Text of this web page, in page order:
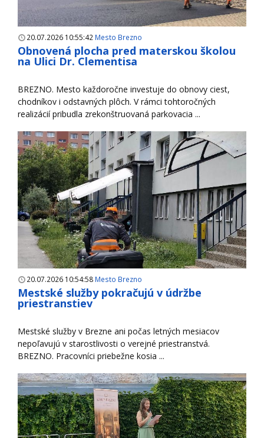
20.07.2026 10:55:42 Mesto Brezno
Obnovená plocha pred materskou školou
na Ulici Dr. Clementisa
BREZNO. Mesto každoročne investuje do obnovy ciest,
chodníkov i odstavných plôch. V rámci tohtoročných
realizácií pribudla zrekonštruovaná parkovacia ...
20.07.2026 10:54:58 Mesto Brezno
Mestské služby pokračujú v údržbe
priestranstiev
Mestské služby v Brezne ani počas letných mesiacov
nepoľavujú v starostlivosti o verejné priestranstvá.
BREZNO. Pracovníci priebežne kosia ...